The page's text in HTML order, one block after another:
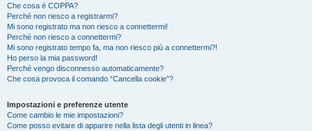
Che cosa è COPPA?
Perché non riesco a registrarmi?
Mi sono registrato ma non riesco a connettermi!
Perché non riesco a connettermi?
Mi sono registrato tempo fa, ma non riesco più a connettermi?!
Ho perso la mia password!
Perché vengo disconnesso automaticamente?
Che cosa provoca il comando “Cancella cookie”?
Impostazioni e preferenze utente
Come cambio le mie impostazioni?
Come posso evitare di apparire nella lista degli utenti in linea?